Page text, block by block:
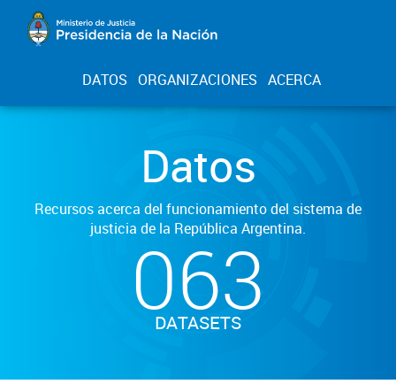
DATOS ORGANIZACIONES ACERCA
Datos
Recursos acerca del funcionamiento del sistema de
justicia de la República Argentina.
063
DATASETS